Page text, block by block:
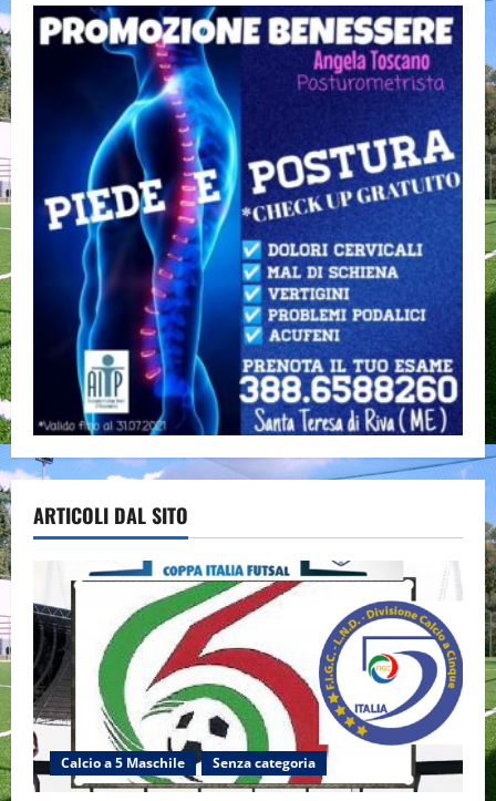
ARTICOLI DAL SITO
Calcio a 5 Maschile Senza categoria